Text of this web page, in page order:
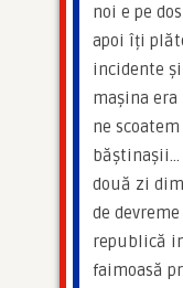
noi e pe
apoi îți
incidente
mașina
ne
băștinașii…
două zi
de
republică
faimoasă